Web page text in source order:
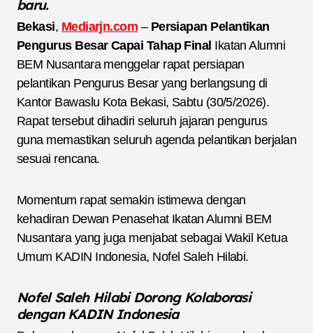
baru.
Bekasi, Mediarjn.com – Persiapan Pelantikan
Pengurus Besar Capai Tahap Final Ikatan Alumni
BEM Nusantara menggelar rapat persiapan
pelantikan Pengurus Besar yang berlangsung di
Kantor Bawaslu Kota Bekasi, Sabtu (30/5/2026).
Rapat tersebut dihadiri seluruh jajaran pengurus
guna memastikan seluruh agenda pelantikan berjalan
sesuai rencana.
Momentum rapat semakin istimewa dengan
kehadiran Dewan Penasehat Ikatan Alumni BEM
Nusantara yang juga menjabat sebagai Wakil Ketua
Umum KADIN Indonesia, Nofel Saleh Hilabi.
Nofel Saleh Hilabi Dorong Kolaborasi
dengan KADIN Indonesia